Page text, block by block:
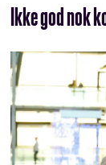
Ikke god nok